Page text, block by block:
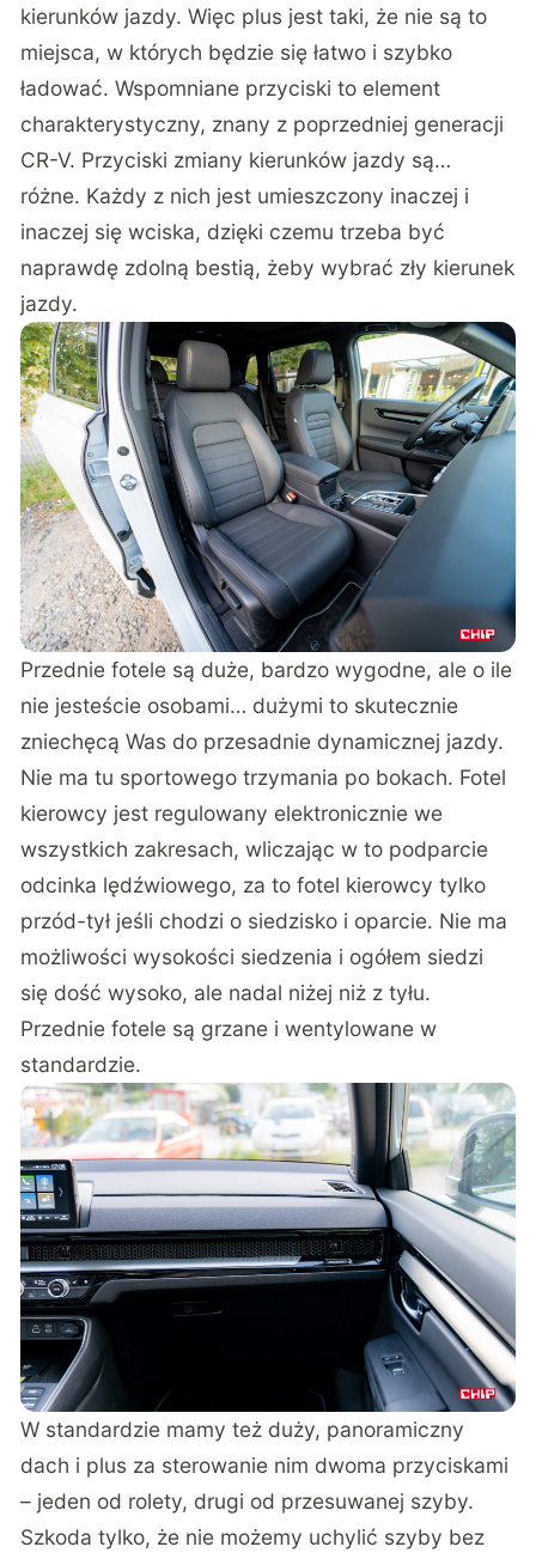
kierunków jazdy. Więc plus jest taki, że nie są to
miejsca, w których będzie się łatwo i szybko
ładować. Wspomniane przyciski to element
charakterystyczny, znany z poprzedniej generacji
CR-V. Przyciski zmiany kierunków jazdy są…
różne. Każdy z nich jest umieszczony inaczej i
inaczej się wciska, dzięki czemu trzeba być
naprawdę zdolną bestią, żeby wybrać zły kierunek
jazdy.
Przednie fotele są duże, bardzo wygodne, ale o ile
nie jesteście osobami… dużymi to skutecznie
zniechęcą Was do przesadnie dynamicznej jazdy.
Nie ma tu sportowego trzymania po bokach. Fotel
kierowcy jest regulowany elektronicznie we
wszystkich zakresach, wliczając w to podparcie
odcinka lędźwiowego, za to fotel kierowcy tylko
przód-tył jeśli chodzi o siedzisko i oparcie. Nie ma
możliwości wysokości siedzenia i ogółem siedzi
się dość wysoko, ale nadal niżej niż z tyłu.
Przednie fotele są grzane i wentylowane w
standardzie.
W standardzie mamy też duży, panoramiczny
dach i plus za sterowanie nim dwoma przyciskami
– jeden od rolety, drugi od przesuwanej szyby.
Szkoda tylko, że nie możemy uchylić szyby bez